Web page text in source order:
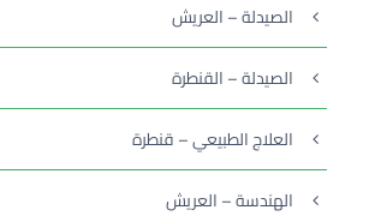
الصيدلة – العريش
الصيدلة – القنطرة
العلاج الطبيعي – قنطرة
الهندسة – العريش